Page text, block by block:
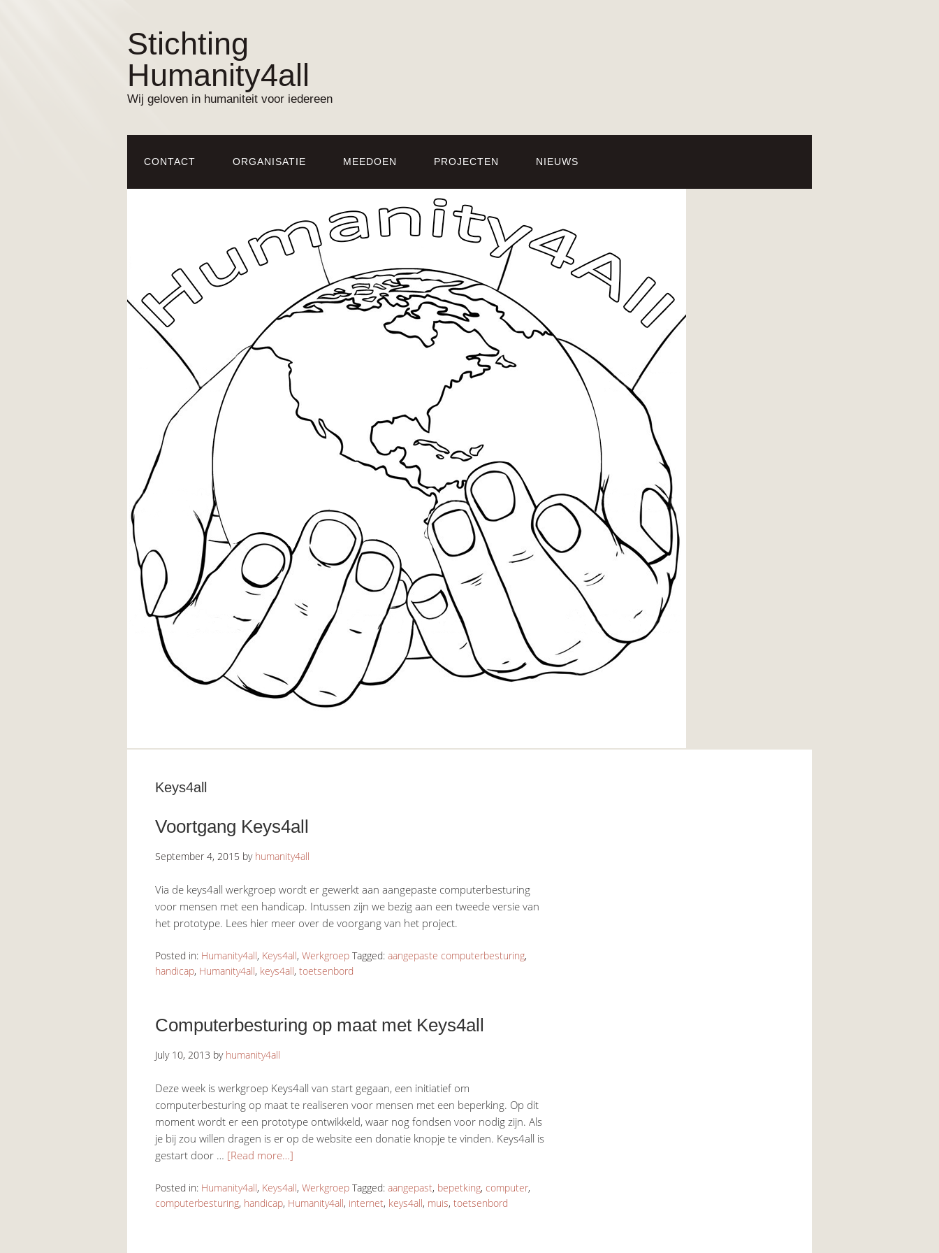
Stichting
Humanity4all
Wij geloven in humaniteit voor iedereen
CONTACT ORGANISATIE MEEDOEN PROJECTEN NIEUWS
Keys4all
Voortgang Keys4all
September 4, 2015 by humanity4all
Via de keys4all werkgroep wordt er gewerkt aan aangepaste computerbesturing
voor mensen met een handicap. Intussen zijn we bezig aan een tweede versie van
het prototype. Lees hier meer over de voorgang van het project.
Posted in: Humanity4all, Keys4all, Werkgroep Tagged: aangepaste computerbesturing,
handicap, Humanity4all, keys4all, toetsenbord
Computerbesturing op maat met Keys4all
July 10, 2013 by humanity4all
Deze week is werkgroep Keys4all van start gegaan, een initiatief om
computerbesturing op maat te realiseren voor mensen met een beperking. Op dit
moment wordt er een prototype ontwikkeld, waar nog fondsen voor nodig zijn. Als
je bij zou willen dragen is er op de website een donatie knopje te vinden. Keys4all is
gestart door … [Read more…]
Posted in: Humanity4all, Keys4all, Werkgroep Tagged: aangepast, bepetking, computer,
computerbesturing, handicap, Humanity4all, internet, keys4all, muis, toetsenbord